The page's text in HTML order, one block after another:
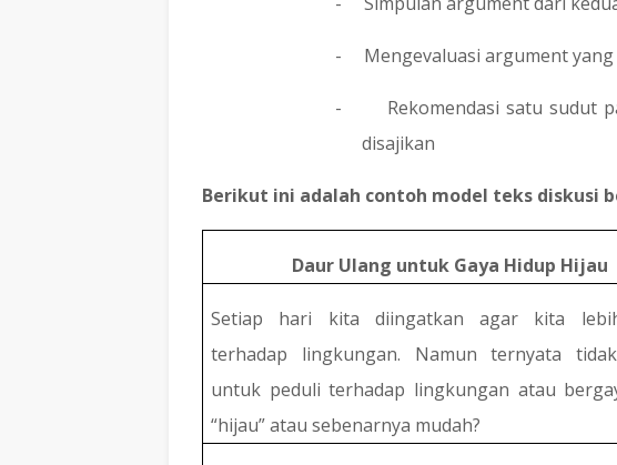
- Mengevaluasi argument
-
Rekomendasi satu sudut
disajikan
Berikut ini adalah contoh model teks diskusi
Daur Ulang untuk Gaya Hidup Hijau
Setiap hari kita diingatkan agar kita
terhadap lingkungan. Namun ternyata
untuk peduli terhadap lingkungan atau
“hijau” atau sebenarnya mudah?